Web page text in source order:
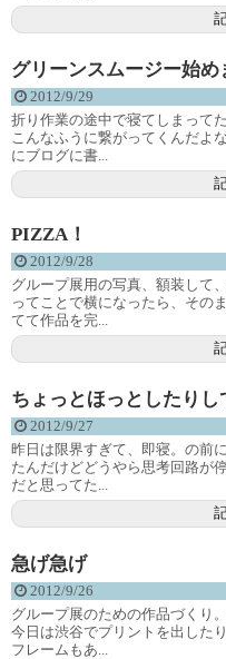
グリーンスムージー始め
2012/9/29
折り作業の途中で寝てしまって
こんなふうに繋がってくんだよ
にブログに書...
PIZZA！
2012/9/28
グループ展用の写真、額装して
ってことで横になったら、その
てて作品を完...
ちょっとほっとしたりし
2012/9/27
昨日は限界すぎて、即寝。の前
たんだけどどうやら思考回路が
だと思ってた...
急げ急げ
2012/9/26
グループ展のための作品づくり
今日は渋谷でプリントを出した
フレームもあ...